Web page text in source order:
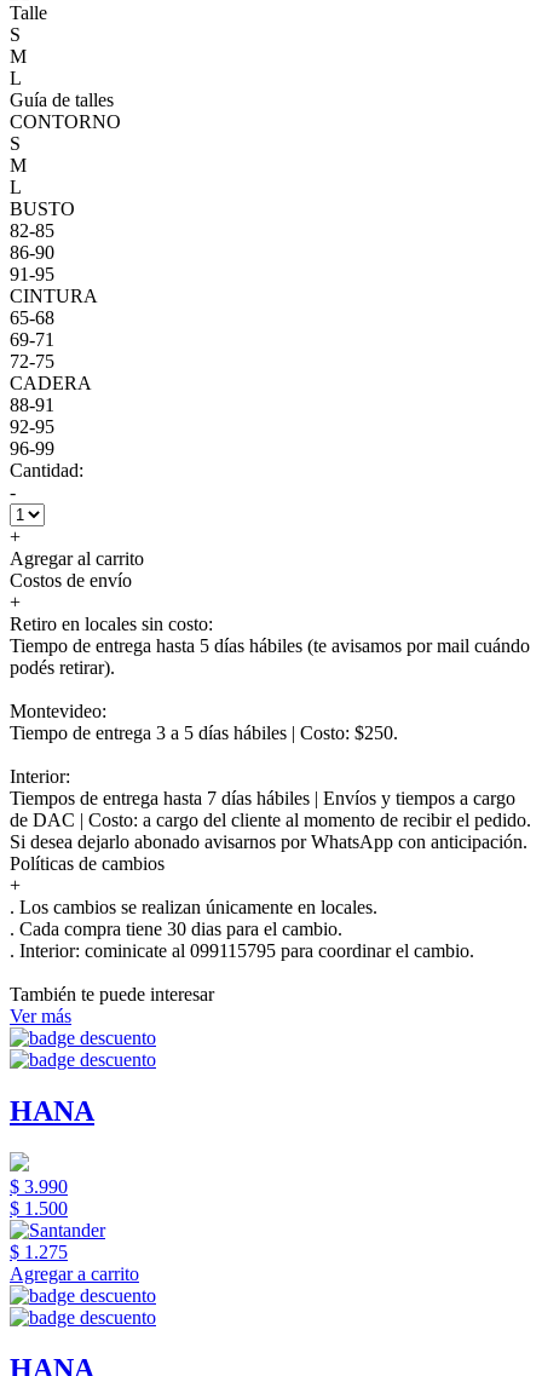
Talle
S
M
L
Guía de talles
CONTORNO
S
M
L
BUSTO
82-85
86-90
91-95
CINTURA
65-68
69-71
72-75
CADERA
88-91
92-95
96-99
Cantidad:
-
+
Agregar al carrito
Costos de envío
+
Retiro en locales sin costo:
Tiempo de entrega hasta 5 días hábiles (te avisamos por mail cuándo
podés retirar).
Montevideo:
Tiempo de entrega 3 a 5 días hábiles | Costo: $250.
Interior:
Tiempos de entrega hasta 7 días hábiles | Envíos y tiempos a cargo
de DAC | Costo: a cargo del cliente al momento de recibir el pedido.
Si desea dejarlo abonado avisarnos por WhatsApp con anticipación.
Políticas de cambios
+
. Los cambios se realizan únicamente en locales.
. Cada compra tiene 30 dias para el cambio.
. Interior: cominicate al 099115795 para coordinar el cambio.
También te puede interesar
Ver más
HANA
$ 3.990
$ 1.500
$ 1.275
Agregar a carrito
HANA